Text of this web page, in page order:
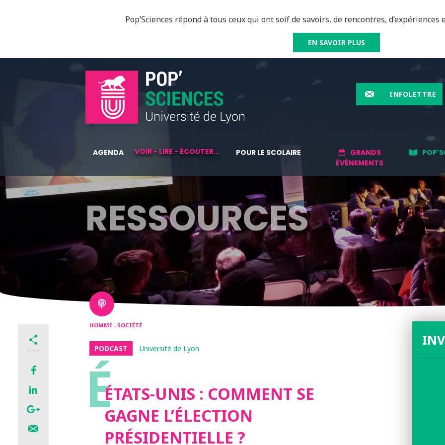
Pop’Sciences répond à tous ceux qui ont soif de savoirs, de rencontres, d’expériences
EN SAVOIR PLUS
INFOLETTRE
AGENDA VOIR - LIRE - ÉCOUTER... POUR LE SCOLAIRE
GRANDS
ÉVÉNEMENTS
RESSOURCES
HOMME - SOCIÉTÉ
PODCAST Université de Lyon
ÉÉTATS-UNIS : COMMENT SE
GAGNE L’ÉLECTION
PRÉSIDENTIELLE ?